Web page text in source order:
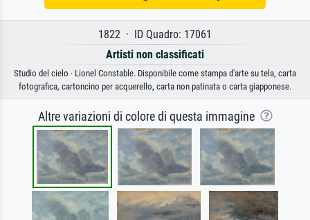
1822 · ID Quadro: 17061
Artisti non classificati
Studio del cielo · Lionel Constable. Disponibile come stampa d'arte su tela, carta
fotografica, cartoncino per acquerello, carta non patinata o carta giapponese.
Altre variazioni di colore di questa immagine